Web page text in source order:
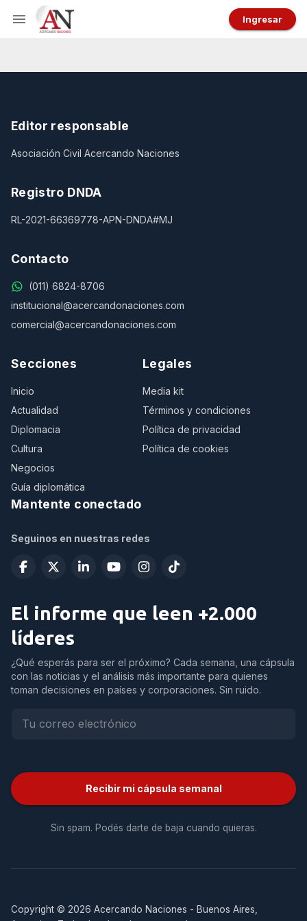
Ingresar
Editor responsable
Asociación Civil Acercando Naciones
Registro DNDA
RL-2021-66369778-APN-DNDA#MJ
Contacto
(011) 6824-8706
institucional@acercandonaciones.com
comercial@acercandonaciones.com
Secciones
Inicio
Actualidad
Diplomacia
Cultura
Negocios
Guía diplomática
Legales
Media kit
Términos y condiciones
Política de privacidad
Política de cookies
Mantente conectado
Seguinos en nuestras redes
El informe que leen +2.000
líderes
¿Qué esperás para ser el próximo? Cada semana, una cápsula
con las noticias y el análisis más importante para quienes
toman decisiones en países y corporaciones. Sin ruido.
Recibir mi cápsula semanal
Sin spam. Podés darte de baja cuando quieras.
Copyright © 2026 Acercando Naciones - Buenos Aires,